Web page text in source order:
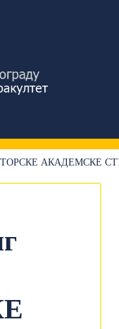
АКАДЕМСКЕ